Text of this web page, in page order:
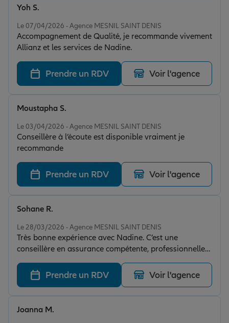
Le 07/04/2026 - Agence MESNIL SAINT DENIS
Accompagnement de Qualité, je recommande vivement
Allianz et les services de Nadine.
Yoh S.
Prendre un RDV Voir l'agence
Le 03/04/2026 - Agence MESNIL SAINT DENIS
Conseillère à l’écoute est disponible vraiment je
recommande
Moustapha S.
Prendre un RDV Voir l'agence
Le 28/03/2026 - Agence MESNIL SAINT DENIS
Très bonne expérience avec Nadine. C’est une
conseillère en assurance compétente, professionnelle
et très gentille. Elle connaît parfaitement son métier et
prend le temps d’expliquer clairement. Je recommande
sans hésiter !
Sohane R.
Prendre un RDV Voir l'agence
Joanna M.